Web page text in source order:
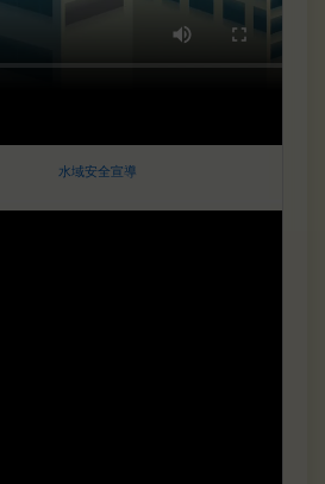
水域安全宣導